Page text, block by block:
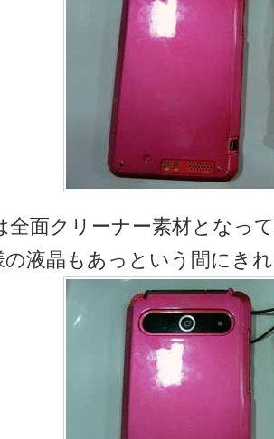
全面クリーナー素材となっ
の液晶もあっという間にき